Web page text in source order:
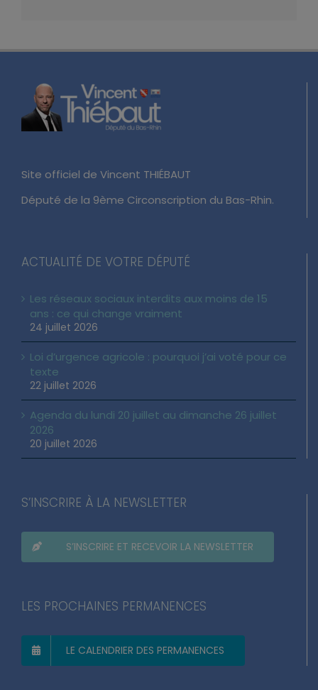
Site officiel de Vincent THIÉBAUT
Député de la 9ème Circonscription du Bas-Rhin.
ACTUALITÉ DE VOTRE DÉPUTÉ
Les réseaux sociaux interdits aux moins de 15
ans : ce qui change vraiment
24 juillet 2026
Loi d’urgence agricole : pourquoi j’ai voté pour ce
texte
22 juillet 2026
Agenda du lundi 20 juillet au dimanche 26 juillet
2026
20 juillet 2026
S’INSCRIRE À LA NEWSLETTER
S’INSCRIRE ET RECEVOIR LA NEWSLETTER
LES PROCHAINES PERMANENCES
LE CALENDRIER DES PERMANENCES